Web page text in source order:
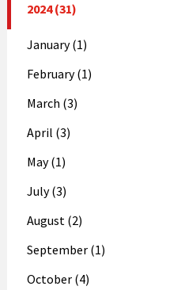
2024 (31)
January (1)
February (1)
March (3)
April (3)
May (1)
July (3)
August (2)
September (1)
October (4)